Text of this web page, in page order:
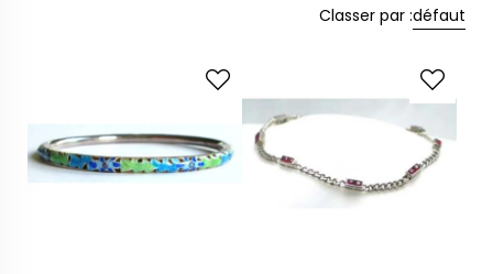
Classer par :défaut